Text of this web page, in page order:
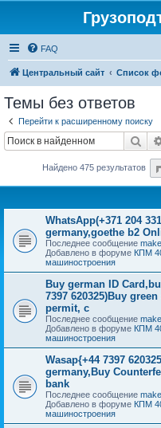
FAQ
Центральный сайт Список
Темы без ответов
Перейти к расширенному поиску
Найдено 475 результатов
WhatsApp(+371 204
germany,goethe b2
Последнее сообщение
Добавлено в форуме КПМ
машиностроения
Buy german ID
7397 620325)Buy
permit, c
Последнее сообщение
Добавлено в форуме КПМ
машиностроения
Wasap{+44 7397
germany,Buy
bank
Последнее сообщение
Добавлено в форуме КПМ
машиностроения